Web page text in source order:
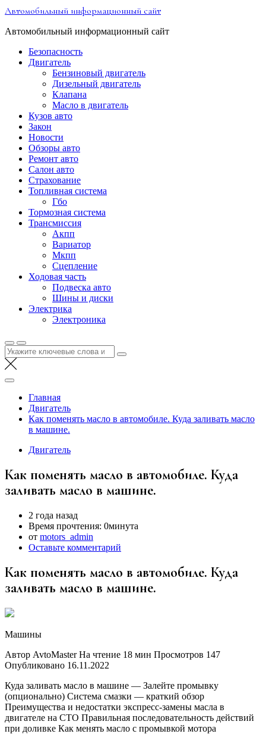
Перейти
содержимому
Автомобильный информационный сайт
Автомобильный информационный сайт
Безопасность
Двигатель
Бензиновый двигатель
Дизельный двигатель
Клапана
Масло в двигатель
Кузов авто
Закон
Новости
Обзоры авто
Ремонт авто
Салон авто
Страхование
Топливная система
Гбо
Тормозная система
Трансмиссия
Акпп
Вариатор
Мкпп
Сцепление
Ходовая часть
Подвеска авто
Шины и диски
Электрика
Электроника
Найти:
Главная
Двигатель
Как поменять масло в автомобиле. Куда заливать масло
в машине.
Двигатель
Как поменять масло в автомобиле. Куда
заливать масло в машине.
2 года назад
Время прочтения: 0минута
от motors_admin
Оставьте комментарий
Как поменять масло в автомобиле. Куда
заливать масло в машине.
Машины
Автор AvtoMaster На чтение 18 мин Просмотров 147
Опубликовано 16.11.2022
Куда заливать масло в машине — Залейте промывку
(опционально) Система смазки — краткий обзор
Преимущества и недостатки экспресс-замены масла в
двигателе на СТО Правильная последовательность действий
при доливке Как менять масло с промывкой мотора